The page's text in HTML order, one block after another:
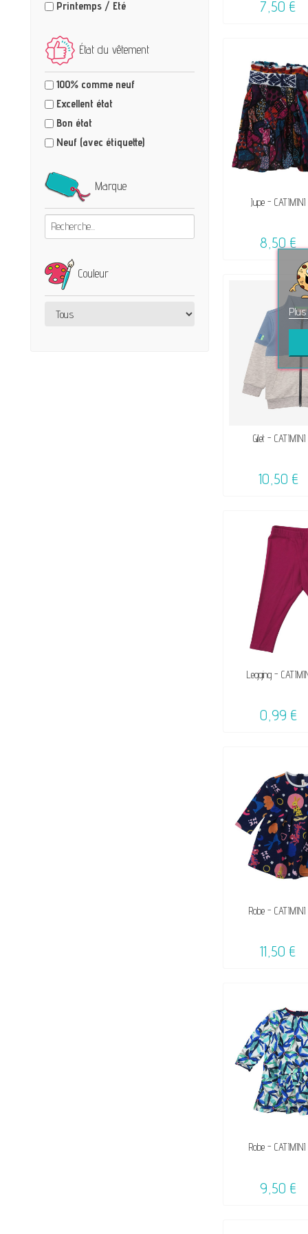
Printemps / Eté
État du vêtement
100% comme neuf
Excellent état
Bon état
Neuf (avec étiquette)
Marque
Couleur
7,50 €
VENDU, VICTIME
Jupe -
8,50 €
VENDU, VICTIME
Gilet -
10,50 €
VENDU, VICTIME
Legging -
0,99 €
VENDU, VICTIME
Robe -
11,50 €
Robe -
9,50 €